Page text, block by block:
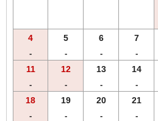
4
-
5
-
6
-
7
-
11
-
12
-
13
-
14
-
18
-
19
-
20
-
21
-